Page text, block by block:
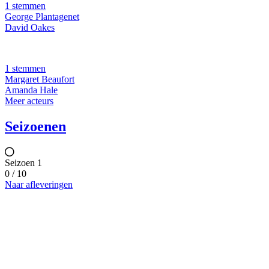
1 stemmen
George Plantagenet
David Oakes
1 stemmen
Margaret Beaufort
Amanda Hale
Meer acteurs
Seizoenen
Seizoen 1
0 / 10
Naar afleveringen